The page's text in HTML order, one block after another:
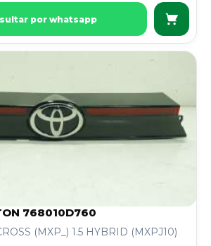
por whatsapp
768010D760
(MXP_) 1.5 HYBRID (MXPJ10)